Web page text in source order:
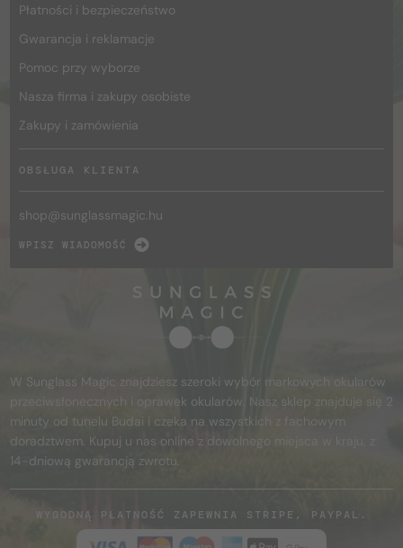
Płatności i bezpieczeństwo
Gwarancja i reklamacje
Pomoc przy wyborze
Nasza firma i zakupy osobiste
Zakupy i zamówienia
OBSŁUGA KLIENTA
shop@sunglassmagic.hu
WPISZ WIADOMOŚĆ
W Sunglass Magic znajdziesz szeroki wybór markowych okularów
przeciwsłonecznych i oprawek okularów. Nasz sklep znajduje się 2
minuty od tunelu Budai i czeka na wszystkich z fachowym
doradztwem. Kupuj u nas online z dowolnego miejsca w kraju, z
14-dniową gwarancją zwrotu.
WYGODNĄ PŁATNOŚĆ ZAPEWNIA STRIPE, PAYPAL.